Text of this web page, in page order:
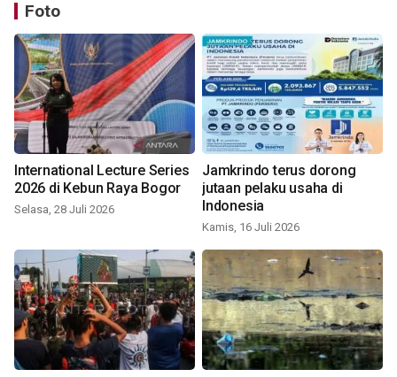
Foto
International Lecture Series
2026 di Kebun Raya Bogor
Selasa, 28 Juli 2026
Jamkrindo terus dorong
jutaan pelaku usaha di
Indonesia
Kamis, 16 Juli 2026